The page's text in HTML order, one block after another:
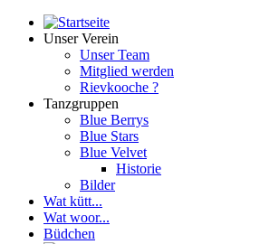
Unser Verein
Unser Team
Mitglied werden
Rievkooche ?
Tanzgruppen
Blue Berrys
Blue Stars
Blue Velvet
Historie
Bilder
Wat kütt...
Wat woor...
Büdchen